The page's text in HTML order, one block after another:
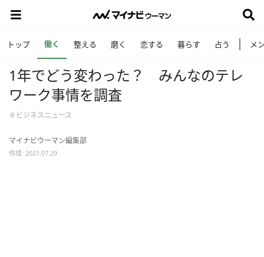
トップ 働く 整える 磨く 恋する 暮らす 占う メ
1年でどう変わった？ みんなのテレ
ワーク事情を調査
＃ビジネスニュース
マイナビウーマン編集部
作成: 2021.07.29